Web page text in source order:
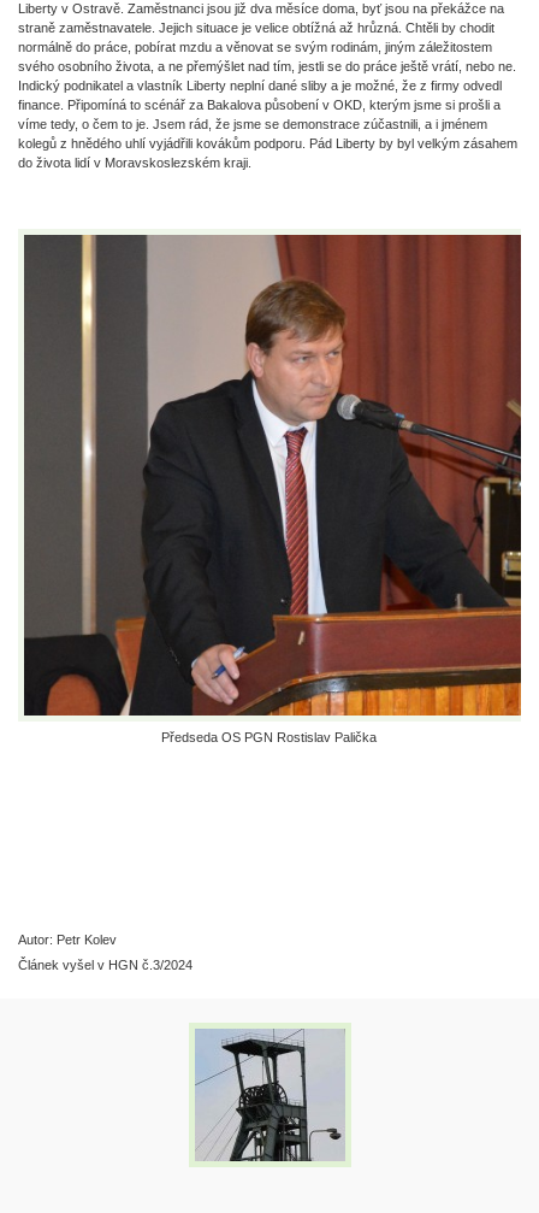
Liberty v Ostravě. Zaměstnanci jsou již dva měsíce doma, byť jsou na překážce na
straně zaměstnavatele. Jejich situace je velice obtížná až hrůzná. Chtěli by chodit
normálně do práce, pobírat mzdu a věnovat se svým rodinám, jiným záležitostem
svého osobního života, a ne přemýšlet nad tím, jestli se do práce ještě vrátí, nebo ne.
Indický podnikatel a vlastník Liberty neplní dané sliby a je možné, že z firmy odvedl
finance. Připomíná to scénář za Bakalova působení v OKD, kterým jsme si prošli a
víme tedy, o čem to je. Jsem rád, že jsme se demonstrace zúčastnili, a i jménem
kolegů z hnědého uhlí vyjádřili kovákům podporu. Pád Liberty by byl velkým zásahem
do života lidí v Moravskoslezském kraji.
Předseda OS PGN Rostislav Palička
Autor: Petr Kolev
Článek vyšel v HGN č.3/2024